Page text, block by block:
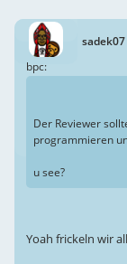
sadek07
bpc:
Der Reviewer
programmieren
u see?
Yoah frickeln wir